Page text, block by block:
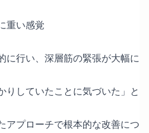
重い感覚
に行い、深層筋の緊張が大幅に
りしていたことに気づいた」と
アプローチで根本的な改善につ